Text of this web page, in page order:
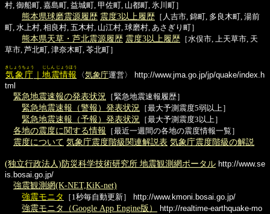
村, 御船町, 嘉島町, 益城町, 甲佐町, 山都町, 氷川町］
熊本県球磨震源履歴 震度3以上履歴 ［人吉市, 錦町, 多良木町, 湯前
町, 水上村, 相良村, 五木村, 山江村, 球磨村, あさぎり町］
熊本県天草・芦北震源履歴 震度3以上履歴 ［水俣市, 上天草市, 天
草市, 芦北町, 津奈木町, 苓北町］
気象庁
きしょうちょう
｜ 地震情報
じしん じょうほう
〈気象庁運営〉
http://www.jma.go.jp/jp/quake/index.h
tml
緊急地震速報の発表状況 ［緊急地震速報履歴］
緊急地震速報（警報）発表状況 ［最大予測震度5弱以上］
緊急地震速報（予報）発表状況 ［最大予測震度3以上］
各地の震度に関する情報 ［最近一週間の各地の震度情報一覧］
震度について 気象庁震度階級関連解説表 気象庁震度階級の解説
(独立行政法人)防災科学技術研究所 地震観測網ポータル http://www.se
is.bosai.go.jp/
強震観測網(K-NET,KiK-net)
強震モニタ
［1秒毎自動更新］ http://www.kmoni.bosai.go.jp/
強震モニタ（Google App Engine版）
http://realtime-earthquake-mo